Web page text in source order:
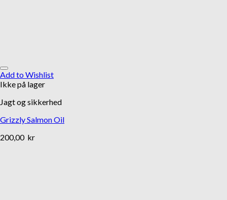
Add to Wishlist
Ikke på lager
Jagt og sikkerhed
Grizzly Salmon Oil
200,00 kr